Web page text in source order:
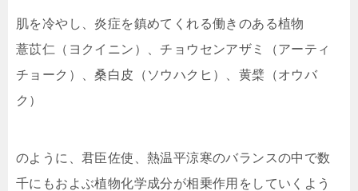
肌を冷やし、炎症を鎮めてくれる働きのある植物
薏苡仁（ヨクイニン）、チョウセンアザミ（アーティ
チョーク）、桑白皮（ソウハクヒ）、黄檗（オウバ
ク）
のように、 君臣佐使、熱温平涼寒のバランスの中で数
千にもおよぶ植物化学成分が相乗作用をしていく よう